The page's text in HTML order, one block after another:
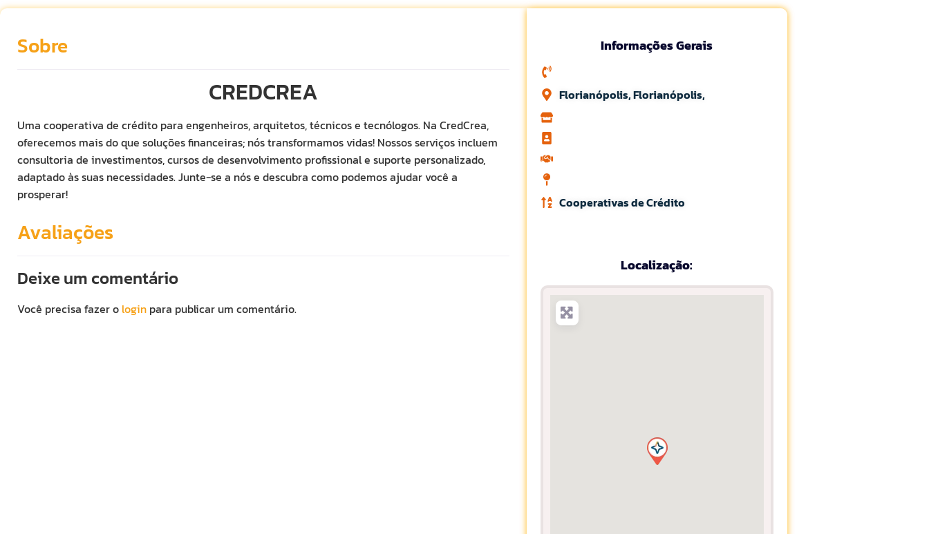
Sobre
CREDCREA
Uma cooperativa de crédito para engenheiros, arquitetos, técnicos e tecnólogos. Na CredCrea,
oferecemos mais do que soluções financeiras; nós transformamos vidas! Nossos serviços incluem
consultoria de investimentos, cursos de desenvolvimento profissional e suporte personalizado,
adaptado às suas necessidades. Junte-se a nós e descubra como podemos ajudar você a
prosperar!
Avaliações
Deixe um comentário
Você precisa fazer o login para publicar um comentário.
Informações Gerais
Florianópolis, Florianópolis,
Cooperativas de Crédito
Localização: